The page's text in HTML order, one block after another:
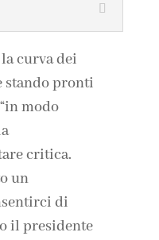
curva dei
stando pronti
modo
critica.
un
di
il presidente